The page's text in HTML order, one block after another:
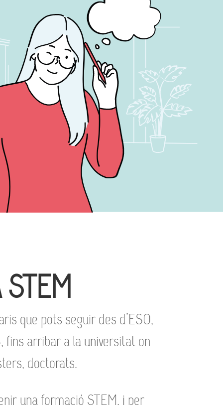
que pots seguir des d’ESO,
fins arribar a la universitat on
doctorats.
una formació STEM, i per